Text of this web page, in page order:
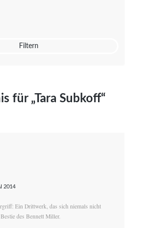
Filtern
für „Tara Subkoff“
2014
Ein Drittwerk, das sich niemals nicht
des Bennett Miller.